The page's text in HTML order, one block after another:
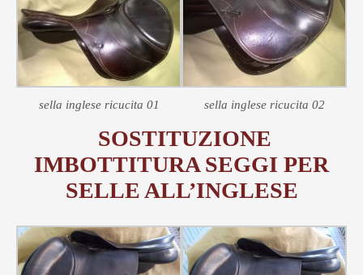
sella inglese ricucita 01 sella inglese ricucita 02
SOSTITUZIONE
IMBOTTITURA SEGGI PER
SELLE ALL’INGLESE